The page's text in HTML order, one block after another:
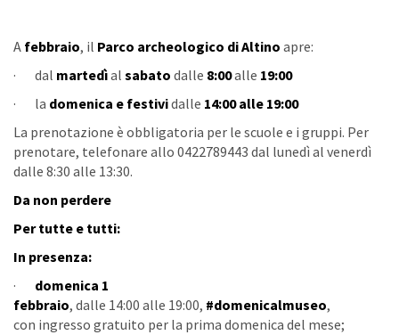
A febbraio, il Parco archeologico di Altino apre:
· dal martedìal sabato dalle 8:00alle 19:00
· la domenica e festividalle 14:00 alle 19:00
La prenotazione è obbligatoria per le scuole e i gruppi. Per
prenotare, telefonare allo 0422789443 dal lunedì al venerdì
dalle 8:30 alle 13:30.
Da non perdere
Per tutte e tutti:
In presenza:
· domenica 1
febbraio, dalle 14:00 alle 19:00, #domenicalmuseo,
con ingresso gratuito per la prima domenica del mese;